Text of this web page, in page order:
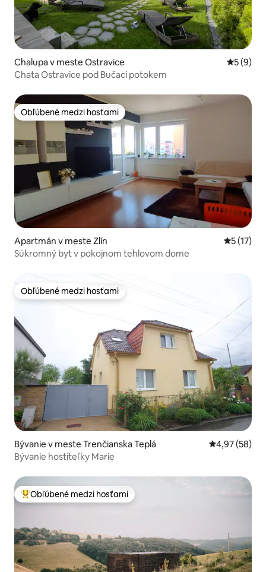
Chalupa v meste Ostravice
5 (9)
Chata Ostravice pod Bučaci potokem
Obľúbené medzi hosťami
Obľúbené medzi hosťami
Apartmán v meste Zlín
5 (17)
Súkromný byt v pokojnom tehlovom dome
Obľúbené medzi hosťami
Obľúbené medzi hosťami
Bývanie v meste Trenčianska Teplá Priemerné
4,97 (58)
Bývanie hostiteľky Marie
Najobľúbenejšie medzi hosťami
Obľúbené medzi hosťami